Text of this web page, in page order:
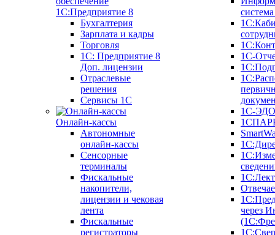
1С:Предприятие 8
Бухгалтерия
Зарплата и кадры
Торговля
1C: Предприятие 8
Доп. лицензии
Отраслевые
решения
Сервисы 1С
Онлайн-кассы
Автономные
онлайн-кассы
Сенсорные
терминалы
Фискальные
накопители,
лицензии и чековая
лента
Фискальные
регистраторы
1С-
1С-ЭДО
через